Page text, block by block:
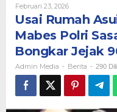
Mabes
Polri
Sasar
Barat:
Jejak
90
Februari 23, 2026Oleh
Admin
Media
Usai Rumah
Mabes Polri
Bongkar Jejak
Admin Media - Berita - 290